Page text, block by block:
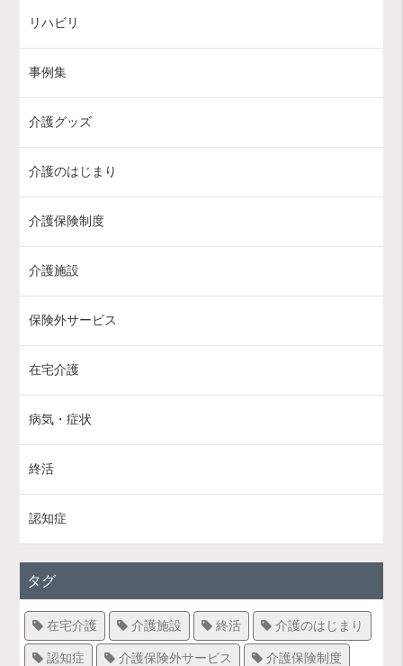
リハビリ
事例集
介護グッズ
介護のはじまり
介護保険制度
介護施設
保険外サービス
在宅介護
病気・症状
終活
認知症
タグ
在宅介護 介護施設 終活 介護のはじまり
認知症 介護保険外サービス 介護保険制度